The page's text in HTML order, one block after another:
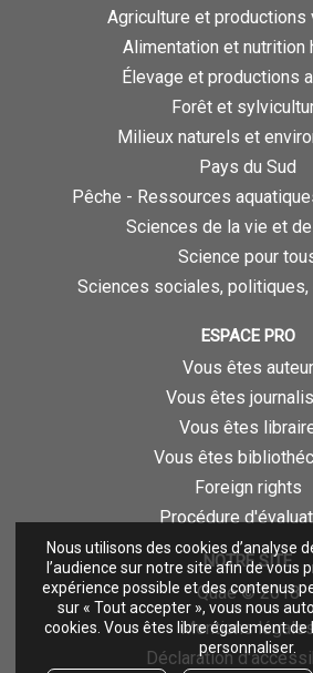
Nous utilisons des cookies d’analyse
l’audience sur notre site afin de vous
expérience possible et des contenus
sur « Tout accepter », vous nous
cookies. Vous êtes libre également de
personnaliser.
Agriculture et productions
Alimentation et nutrition
Élevage et productions
Forêt et
Milieux naturels et
Pays du Sud
Pêche - Ressources
Sciences de la vie et
Science pour
Sciences sociales, politiques,
ESPACE PRO
Vous êtes auteur
Vous êtes
Vous êtes
Vous êtes
Foreign rights
Procédure
NOTRE SITE
Quae © 2018
Mentions
Déclaration